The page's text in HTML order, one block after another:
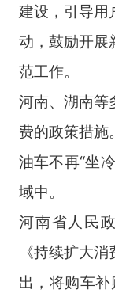
建设，引导用
动，鼓励开展
范工作。
河南、湖南等
费的政策措施
油车不再“坐
域中。
河南省人民
《持续扩大
出，将购车